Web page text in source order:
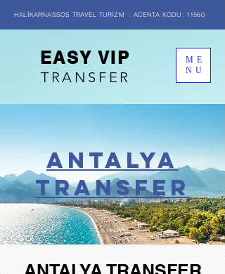
TRANSFER
EASY VIP
ME
NU
HALİKARNASSOS TRAVEL TURİZM ACENTA KODU: 11560
Antalya
transfer